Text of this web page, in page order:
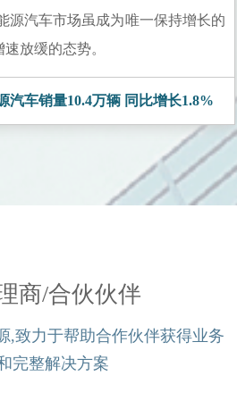
源汽车市场虽成为唯一保持增长的
放缓的态势。
汽车销量10.4万辆 同比增长1.8%
,致力于帮助合作伙伴获得业务
完整解决方案
商/合伙伙伴